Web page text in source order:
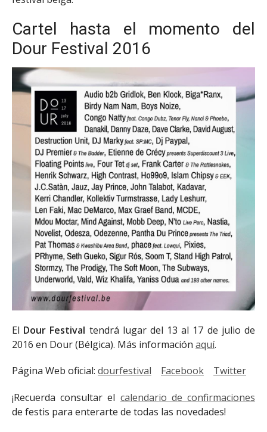
Cartel hasta el momento del
Dour Festival 2016
El Dour Festival tendrá lugar del 13 al 17 de julio de
2016 en Dour (Bélgica). Más información aquí.
Página Web oficial: dourfestival Facebook Twitter
¡Recuerda consultar el calendario de confirmaciones
de festis para enterarte de todas las novedades!